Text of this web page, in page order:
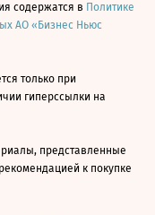
содержатся в Политике
АО «Бизнес Ньюс
только при
гиперссылки на
представленные
к покупке